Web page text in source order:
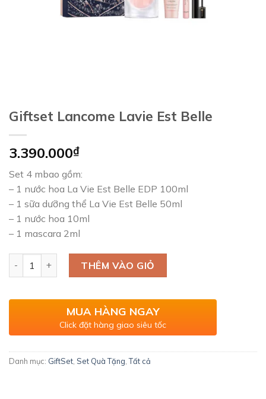
Giftset Lancome Lavie Est Belle
3.390.000₫
Set 4 mbao gồm:
– 1 nước hoa La Vie Est Belle EDP 100ml
– 1 sữa dưỡng thể La Vie Est Belle 50ml
– 1 nước hoa 10ml
– 1 mascara 2ml
Giftset Lancome Lavie Est Belle số lượng
THÊM VÀO GIỎ
MUA HÀNG NGAY
Click đặt hàng giao siêu tốc
Danh mục: GiftSet Set Quà Tặng ,Tất cả